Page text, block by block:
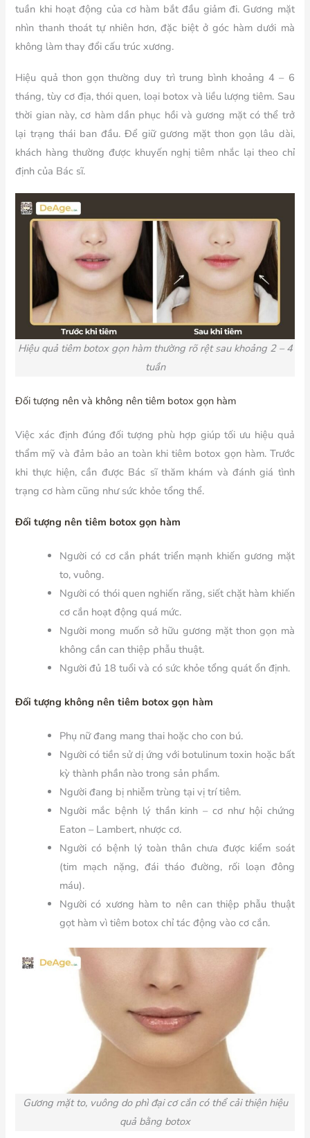
tuần khi hoạt động của cơ hàm bắt đầu giảm đi. Gương mặt
nhìn thanh thoát tự nhiên hơn, đặc biệt ở góc hàm dưới mà
không làm thay đổi cấu trúc xương.
Hiệu quả thon gọn thường duy trì trung bình khoảng 4 – 6
tháng, tùy cơ địa, thói quen, loại botox và liều lượng tiêm. Sau
thời gian này, cơ hàm dần phục hồi và gương mặt có thể trở
lại trạng thái ban đầu. Để giữ gương mặt thon gọn lâu dài,
khách hàng thường được khuyến nghị tiêm nhắc lại theo chỉ
định của Bác sĩ.
Hiệu quả tiêm botox gọn hàm thường rõ rệt sau khoảng 2 – 4
tuần
Đối tượng nên và không nên tiêm botox gọn hàm
Việc xác định đúng đối tượng phù hợp giúp tối ưu hiệu quả
thẩm mỹ và đảm bảo an toàn khi tiêm botox gọn hàm. Trước
khi thực hiện, cần được Bác sĩ thăm khám và đánh giá tình
trạng cơ hàm cũng như sức khỏe tổng thể.
Đối tượng nên tiêm botox gọn hàm
Người có cơ cắn phát triển mạnh khiến gương mặt
to, vuông.
Người có thói quen nghiến răng, siết chặt hàm khiến
cơ cắn hoạt động quá mức.
Người mong muốn sở hữu gương mặt thon gọn mà
không cần can thiệp phẫu thuật.
Người đủ 18 tuổi và có sức khỏe tổng quát ổn định.
Đối tượng không nên tiêm botox gọn hàm
Phụ nữ đang mang thai hoặc cho con bú.
Người có tiền sử dị ứng với botulinum toxin hoặc bất
kỳ thành phần nào trong sản phẩm.
Người đang bị nhiễm trùng tại vị trí tiêm.
Người mắc bệnh lý thần kinh – cơ như hội chứng
Eaton – Lambert, nhược cơ.
Người có bệnh lý toàn thân chưa được kiểm soát
(tim mạch nặng, đái tháo đường, rối loạn đông
máu).
Người có xương hàm to nên can thiệp phẫu thuật
gọt hàm vì tiêm botox chỉ tác động vào cơ cắn.
Gương mặt to, vuông do phì đại cơ cắn có thể cải thiện hiệu
quả bằng botox